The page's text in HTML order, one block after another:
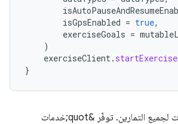
isGpsEnabled = true,
exerciseGoals =
)
exerciseClient.
}
يمكنك أيضًا تسجيل لفات لجميع التمارين. توفّر &quot;خدمات